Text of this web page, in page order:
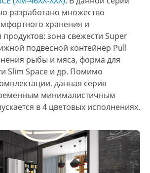
разработано множество
хранения и
зона свежести Super
подвесной контейнер Pull
рыбы и мяса, форма для
Slim Space и др. Помимо
данная серия
минималистичным
в 4 цветовых исполнениях.